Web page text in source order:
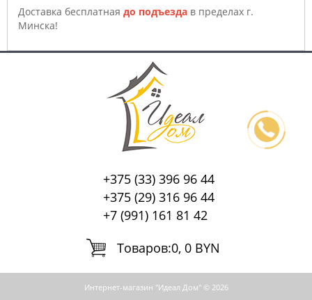
Доставка бесплатная до подъезда в пределах г.
Минска!
+375 (33) 396 96 44
+375 (29) 316 96 44
+7 (991) 161 81 42
Tоваров:0, 0 BYN
Интернет-магазин "Идеал Дом" © 2026